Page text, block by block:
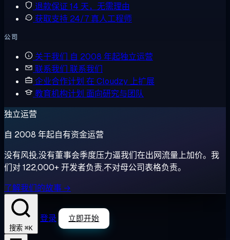
退款保证 14 天，无需理由
获取支持 24/7 真人工程师
公司
关于我们 自 2008 年起独立运营
联系我们 联系我们
企业合作计划 在 Cloudzy 上扩展
教育机构计划 面向研究与团队
独立运营
自 2008 年起自有资金运营
没有风投,没有董事会季度压力逼我们在出网流量上加价。我
们对 122,000+ 开发者负责,不对母公司表格负责。
了解我们的故事 →
搜索 ⌘K
登录 立即开始